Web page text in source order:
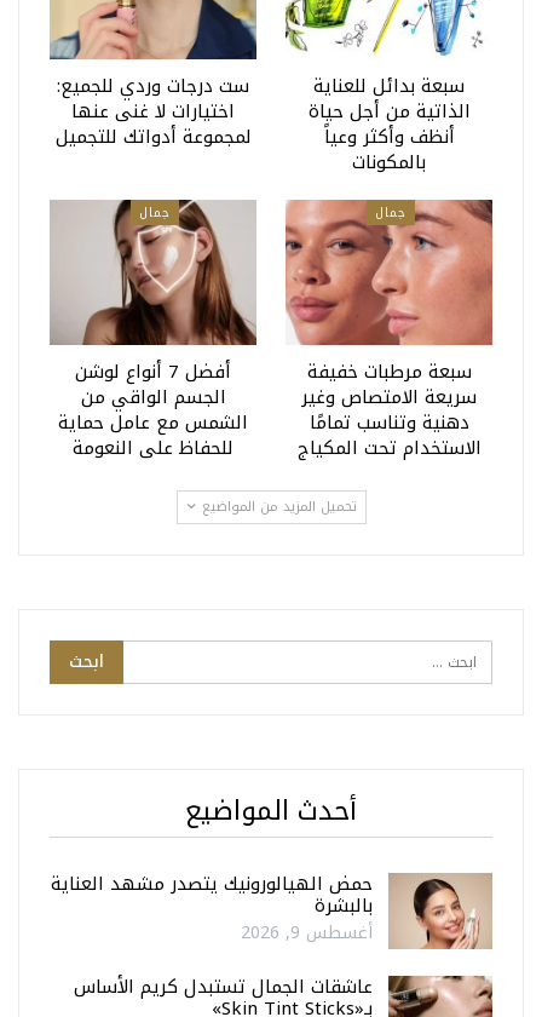
سبعة بدائل للعناية
الذاتية من أجل حياة
أنظف وأكثر وعياً
بالمكونات
ست درجات وردي للجميع:
اختيارات لا غنى عنها
لمجموعة أدواتك للتجميل
جمال
سبعة مرطبات خفيفة
سريعة الامتصاص وغير
دهنية وتناسب تمامًا
الاستخدام تحت المكياج
جمال
أفضل 7 أنواع لوشن
الجسم الواقي من
الشمس مع عامل حماية
للحفاظ على النعومة
تحميل المزيد من المواضيع
أحدث المواضيع
حمض الهيالورونيك يتصدر مشهد العناية
بالبشرة
أغسطس 9, 2026
عاشقات الجمال تستبدل كريم الأساس
بـ«Skin Tint Sticks»